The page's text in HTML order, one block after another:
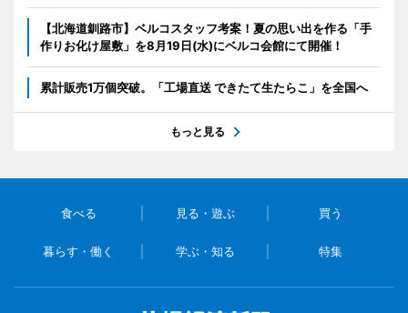
【北海道釧路市】ベルコスタッフ考案！夏の思い出を作る「手
作りお化け屋敷」を8月19日(水)にベルコ会館にて開催！
累計販売1万個突破。「工場直送 できたて生たらこ」を全国へ
もっと見る
食べる 見る・遊ぶ 買う
暮らす・働く 学ぶ・知る 特集